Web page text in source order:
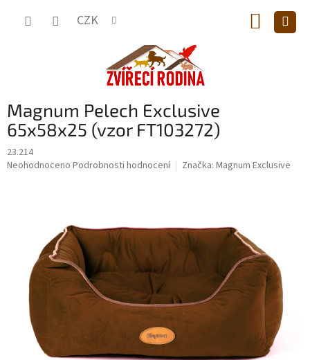
CZK
KOŠÍK
Magnum Pelech Exclusive
65x58x25 (vzor FT103272)
23.214
Průměrné
hvězdiček.
Neohodnoceno Podrobnosti hodnocení Značka: Magnum Exclusive